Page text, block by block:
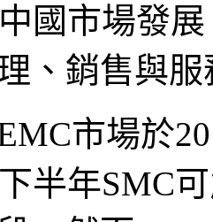
國市場發
、銷售與服
市場於
半年SMC